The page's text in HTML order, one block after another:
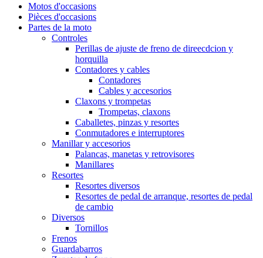
Motos d'occasions
Pièces d'occasions
Partes de la moto
Controles
Perillas de ajuste de freno de direecdcion y
horquilla
Contadores y cables
Contadores
Cables y accesorios
Claxons y trompetas
Trompetas, claxons
Caballetes, pinzas y resortes
Conmutadores e interruptores
Manillar y accesorios
Palancas, manetas y retrovisores
Manillares
Resortes
Resortes diversos
Resortes de pedal de arranque, resortes de pedal
de cambio
Diversos
Tornillos
Frenos
Guardabarros